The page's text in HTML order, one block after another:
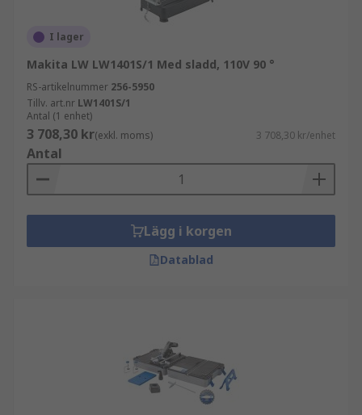
I lager
Makita LW LW1401S/1 Med sladd, 110V 90 °
RS-artikelnummer 256-5950
Tillv. art.nr LW1401S/1
Antal (1 enhet)
3 708,30 kr(exkl. moms) 3 708,30 kr/enhet
Antal
Lägg i korgen
Datablad